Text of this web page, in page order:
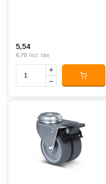
5,54
6,70 Incl. btw